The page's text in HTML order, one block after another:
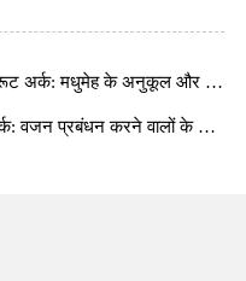
पिछला: रक्त शर्करा प्रबंधन के लिए मॉन्कफ्रूट अर्क: मधुमेह के अनुकूल और कम ग्लाइसेमिक उत्पाद विकास के लिए व्यावहारिक मार्गदर्शन
अगला：वजन घटाने के लिए मॉन्कफ्रूट अर्क: वजन प्रबंधन करने वालों के लिए व्यावहारिक लाभ और सूत्रीकरण मार्गदर्शन